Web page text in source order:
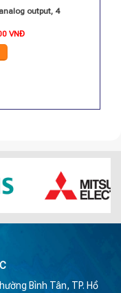
output, 4
VNĐ.
VNĐGiá
Bình Tân, TP. Hồ